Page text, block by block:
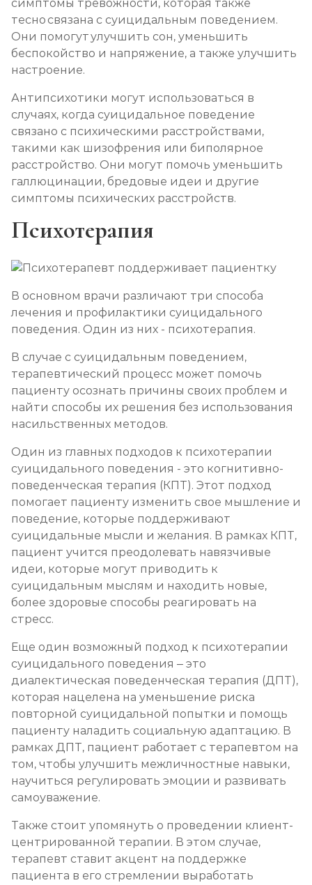
симптомы тревожности, которая также
тесно связана с суицидальным поведением.
Они помогут улучшить сон, уменьшить
беспокойство и напряжение, а также улучшить
настроение.
Антипсихотики могут использоваться в
случаях, когда суицидальное поведение
связано с психическими расстройствами,
такими как шизофрения или биполярное
расстройство. Они могут помочь уменьшить
галлюцинации, бредовые идеи и другие
симптомы психических расстройств.
Психотерапия
В основном врачи различают три способа
лечения и профилактики суицидального
поведения. Один из них - психотерапия.
В случае с суицидальным поведением,
терапевтический процесс может помочь
пациенту осознать причины своих проблем и
найти способы их решения без использования
насильственных методов.
Один из главных подходов к психотерапии
суицидального поведения - это когнитивно-
поведенческая терапия (КПТ). Этот подход
помогает пациенту изменить свое мышление и
поведение, которые поддерживают
суицидальные мысли и желания. В рамках КПТ,
пациент учится преодолевать навязчивые
идеи, которые могут приводить к
суицидальным мыслям и находить новые,
более здоровые способы реагировать на
стресс.
Еще один возможный подход к психотерапии
суицидального поведения – это
диалектическая поведенческая терапия (ДПТ),
которая нацелена на уменьшение риска
повторной суицидальной попытки и помощь
пациенту наладить социальную адаптацию. В
рамках ДПТ, пациент работает с терапевтом на
том, чтобы улучшить межличностные навыки,
научиться регулировать эмоции и развивать
самоуважение.
Также стоит упомянуть о проведении клиент-
центрированной терапии. В этом случае,
терапевт ставит акцент на поддержке
пациента в его стремлении выработать